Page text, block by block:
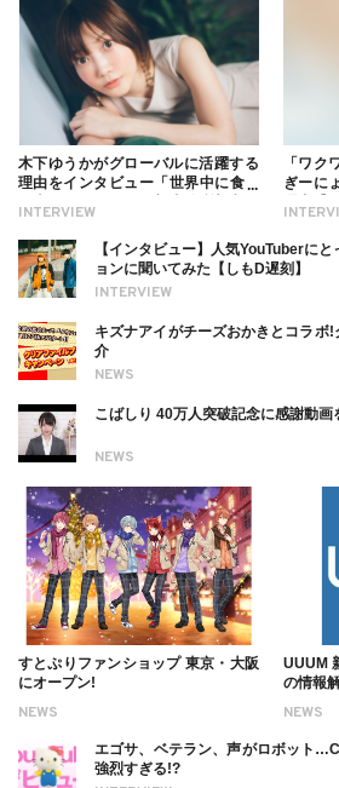
INTERVIEW
木下ゆうかがグローバルに活躍する
理由をインタビュー「世界中に食べ
ついても
「ワク
ぎーに
INTERVIEW
【インタビュー】人気YouTuberに
ョンに聞いてみた【しもD遅刻】
NEWS
キズナアイがチーズおかきとコラボ
介
NEWS
こばしり 40万人突破記念に感謝動画
NEWS
すとぷりファンショップ 東京・大阪
にオープン!
NEWS
UUUM
の情報
エゴサ、ベテラン、声がロボット
強烈すぎる!?